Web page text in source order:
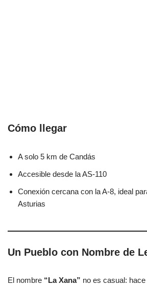
Cómo llegar
A solo 5 km de Candás
Accesible desde la AS-110
Conexión cercana con la A-8, ideal
Asturias
Un Pueblo con Nombre de
El nombre “La Xana” no es casual: